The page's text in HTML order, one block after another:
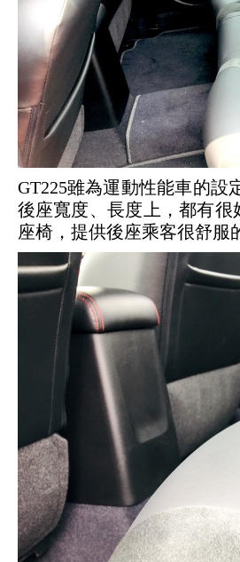
GT225雖為運動性能車的設
後座寬度、長度上，都有
座椅，提供後座乘客很舒服